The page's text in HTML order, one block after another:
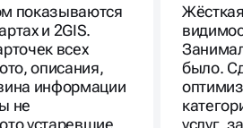
показываются
и 2GIS.
всех
описания,
информации
не
устаревшие.
было.
услуг,